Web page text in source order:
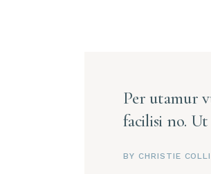
Per utamur
facilisi no.
BY CHRISTIE